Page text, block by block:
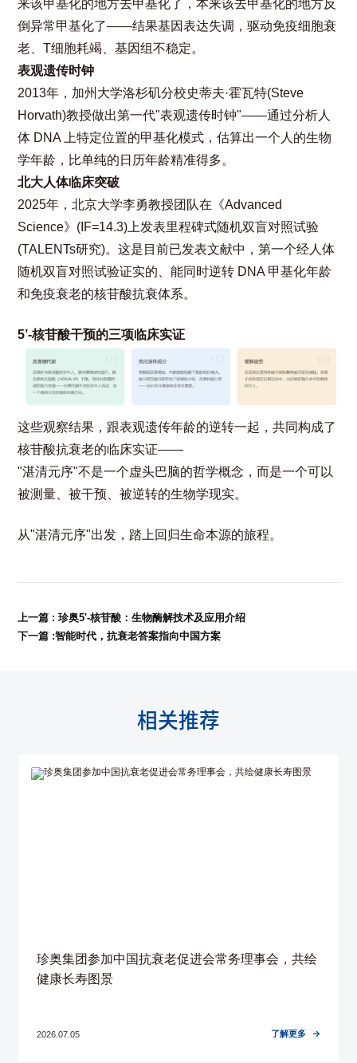
来该甲基化的地方去甲基化了，本来该去甲基化的地方反
倒异常甲基化了——结果基因表达失调，驱动免疫细胞衰
老、T细胞耗竭、基因组不稳定。
表观遗传时钟
2013年，加州大学洛杉矶分校史蒂夫·霍瓦特(Steve
Horvath)教授做出第一代"表观遗传时钟"——通过分析人
体 DNA 上特定位置的甲基化模式，估算出一个人的生物
学年龄，比单纯的日历年龄精准得多。
北大人体临床突破
2025年，北京大学李勇教授团队在《Advanced
Science》(IF=14.3)上发表里程碑式随机双盲对照试验
(TALENTs研究)。这是目前已发表文献中，第一个经人体
随机双盲对照试验证实的、能同时逆转 DNA 甲基化年龄
和免疫衰老的核苷酸抗衰体系。
5’-核苷酸干预的三项临床实证
这些观察结果，跟表观遗传年龄的逆转一起，共同构成了
核苷酸抗衰老的临床实证——
"湛清元序"不是一个虚头巴脑的哲学概念，而是一个可以
被测量、被干预、被逆转的生物学现实。
从"湛清元序"出发，踏上回归生命本源的旅程。
上一篇 : 珍奥5'-核苷酸：生物酶解技术及应用介绍
下一篇 :智能时代，抗衰老答案指向中国方案
相关推荐
珍奥集团参加中国抗衰老促进会常务理事会，共绘
健康长寿图景
2026.07.05 了解更多 